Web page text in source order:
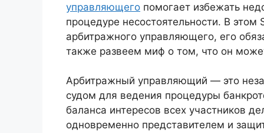
управляющего помогает избежать
процедуре несостоятельности. В
арбитражного управляющего, его
также развеем миф о том, что он
Арбитражный управляющий — это
судом для ведения процедуры
баланса интересов всех участников
одновременно представителем и